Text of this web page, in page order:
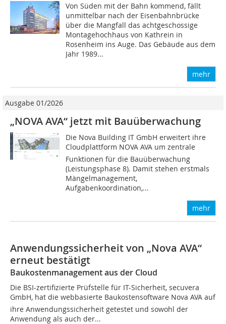
Von Süden mit der Bahn kommend, fällt
unmittelbar nach der Eisenbahnbrücke
über die Mangfall das achtgeschossige
Montagehochhaus von Kathrein in
Rosenheim ins Auge. Das Gebäude aus dem
Jahr 1989...
mehr
Ausgabe 01/2026
„NOVA AVA“ jetzt mit Bauüberwachung
Die Nova Building IT GmbH erweitert ihre
Cloudplattform NOVA AVA um zentrale
Funktionen für die Bauüberwachung
(Leistungsphase 8). Damit stehen erstmals
Mängelmanagement,
Aufgabenkoordination,...
mehr
Anwendungssicherheit von „Nova AVA“
erneut bestätigt
Baukostenmanagement aus der Cloud
Die BSI-zertifizierte Prüfstelle für IT-Sicherheit, secuvera
GmbH, hat die webbasierte Baukostensoftware Nova AVA auf
ihre Anwendungssicherheit getestet und sowohl der
Anwendung als auch der...